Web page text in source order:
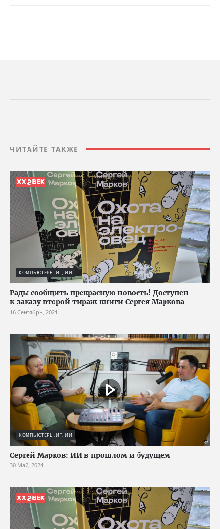
ЧИТАЙТЕ ТАКЖЕ
КОМПЬЮТЕРЫ, ИТ, ИИ
Рады сообщить прекрасную новость! Доступен
к заказу второй тираж книги Сергея Маркова
16 Сентябрь, 2024
КОМПЬЮТЕРЫ, ИТ, ИИ
Сергей Марков: ИИ в прошлом и будущем
30 Май, 2024